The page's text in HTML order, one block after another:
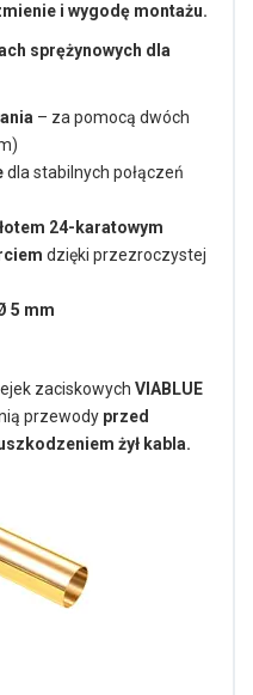
i wygodę montażu.
sprężynowych dla
– za pomocą dwóch
dla stabilnych połączeń
24-karatowym
dzięki przezroczystej
5 mm
zaciskowych VIABLUE
przewody przed
żył kabla.